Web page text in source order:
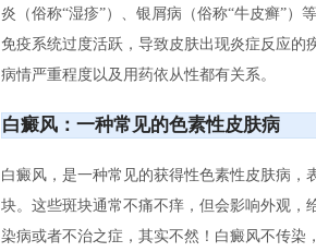
炎（俗称“湿疹”）、银屑病（俗称“牛皮癣”）
免疫系统过度活跃，导致皮肤出现炎症反应的
病情严重程度以及用药依从性都有关系。
白癜风：一种常见的色素性皮肤病
白癜风，是一种常见的获得性色素性皮肤病
块。这些斑块通常不痛不痒，但会影响外观，
染病或者不治之症，其实不然！白癜风不传染